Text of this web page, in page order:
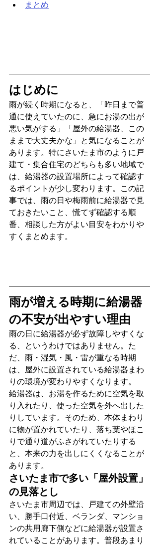
まとめ
はじめに
雨が続く時期になると、「昨日まで普
通に使えていたのに、急にお湯の出が
悪い気がする」「屋外の給湯器、この
ままで大丈夫かな」と気になることが
あります。特にさいたま市のように戸
建て・集合住宅のどちらも多い地域で
は、給湯器の設置場所によって確認す
るポイントが少し変わります。この記
事では、雨の日や梅雨前に給湯器で見
ておきたいこと、慌てず確認する順
番、相談した方がよい目安をわかりや
すくまとめます。
雨が増える時期に給湯器
の不安が出やすい理由
雨の日に給湯器が必ず故障しやすくな
る、というわけではありません。た
だ、雨・湿気・風・雷が重なる時期
は、屋外に設置されている給湯器まわ
りの環境が変わりやすくなります。
給湯器は、お湯を作るために空気を取
り入れたり、使った空気を外へ出した
りしています。そのため、本体まわり
に物が置かれていたり、落ち葉やほこ
りで通り道がふさがれていたりする
と、本来の力を出しにくくなることが
あります。
さいたま市で多い「屋外設置」
の見落とし
さいたま市周辺では、戸建ての外壁沿
い、勝手口付近、ベランダ、マンショ
ンの共用廊下側などに給湯器が設置さ
れていることがあります。普段あまり